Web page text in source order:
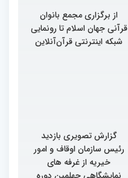
از برگزاری مجمع بانوان
قرآنی جهان اسلام تا رونمایی
شبکه اینترنتی قرآن‌آنلاین
گزارش تصویری بازدید
رئیس سازمان اوقاف و امور
خیریه از غرفه های